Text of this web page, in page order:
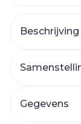
Beschrijving
Gegevens